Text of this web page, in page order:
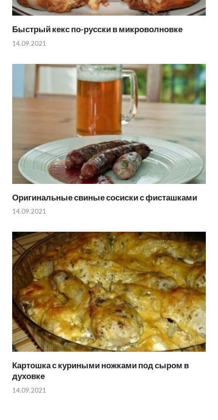
Быстрый кекс по-русски в микроволновке
14.09.2021
Оригинальные свиные сосиски с фисташками
14.09.2021
Картошка с куриными ножками под сыром в
духовке
14.09.2021